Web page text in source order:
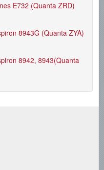
E732 (Quanta ZRD)
8943G (Quanta ZYA)
8942, 8943(Quanta